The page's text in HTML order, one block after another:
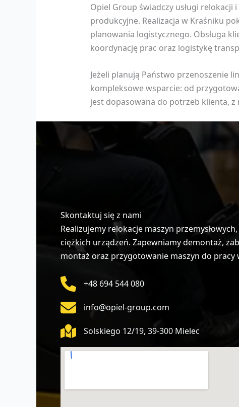
Opiel Group świadczy usługi
produkcyjne. Realizacja w Kraśniku
planowania logistycznego. Obsługa
koordynację prac oraz logistykę
Jeżeli planują Państwo przenoszenie
kompleksowe wsparcie: od
jest dopasowana do potrzeb klienta,
Skontaktuj się z nami
Realizujemy relokacje maszyn
ciężkich urządzeń. Zapewniamy demontaż,
montaż oraz przygotowanie maszyn do pracy
+48 694 544 080
info@opiel-group.com
Solskiego 12/19, 39-300 Mielec